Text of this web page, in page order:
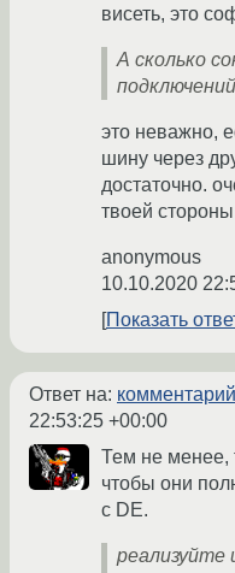
висеть, это
А сколько
это неважно,
шину через
достаточно.
твоей стороны
anonymous
10.10.2020
Показать
Ответ на: комментарий
22:53:25 +00:00
Тем не менее,
чтобы они
с DE.
реализуйте